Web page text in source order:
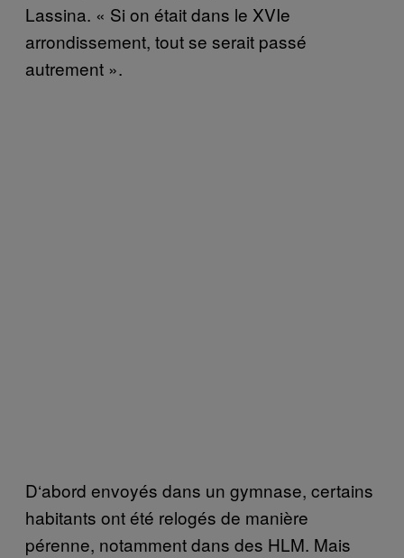
Lassina. « Si on était dans le XVIe
arrondissement, tout se serait passé
autrement ».
D‘abord envoyés dans un gymnase, certains
habitants ontété relogés de manière
pérenne, notamment dans des HLM. Mais